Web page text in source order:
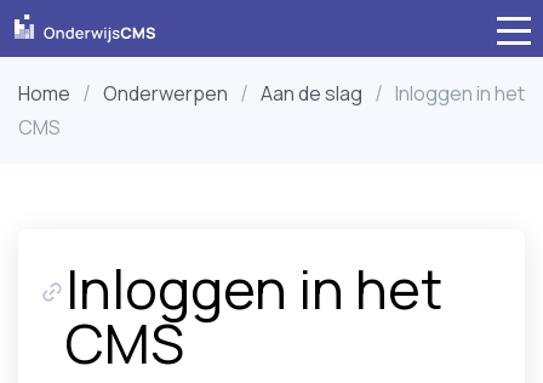
Home Onderwerpen Aan de slag
Inloggen in het
CMS
Inloggen in het
CMS